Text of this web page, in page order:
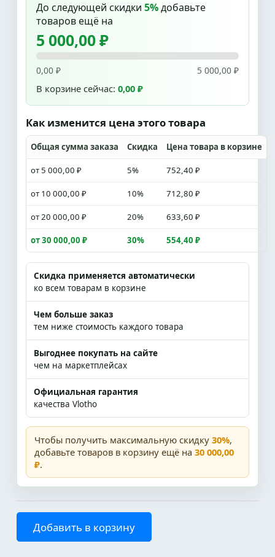
До следующей скидки 5%добавьте
товаров ещё на
5 000,00 ₽
0,00 ₽ 5 000,00 ₽
В корзине сейчас: 0,00 ₽
Как изменится цена этого товара
Общая сумма заказа Скидка Цена товара в корзине
от 5 000,00 ₽ 5% 752,40 ₽
от 10 000,00 ₽ 10% 712,80 ₽
от 20 000,00 ₽ 20% 633,60 ₽
от 30 000,00 ₽ 30% 554,40 ₽
Скидка применяется автоматически
ко всем товарам в корзине
Чем больше заказ
тем ниже стоимость каждого товара
Выгоднее покупать на сайте
чем на маркетплейсах
Официальная гарантия
качества Vlotho
Чтобы получить максимальную скидку 30%,
добавьте товаров в корзину ещё на 30 000,00
₽.
Добавить в корзину